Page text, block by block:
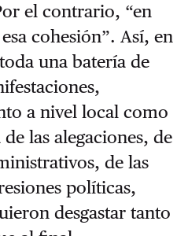
el contrario, “en
cohesión”. Así, en
una batería de
a nivel local como
las alegaciones, de
de las
políticas,
desgastar tanto